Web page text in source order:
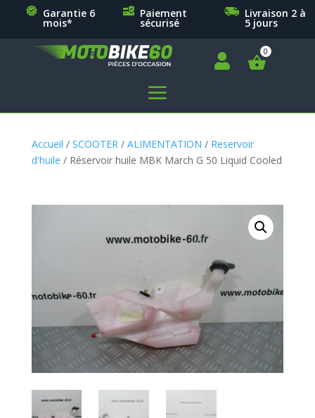
Garantie 6
mois*
Paiement
sécurisé
Livraison 2 à
5 jours

a
Accueil / SCOOTER / ALIMENTATION / Reservoir
d'huile / Réservoir huile MBK March G 50 Liquid Cooled